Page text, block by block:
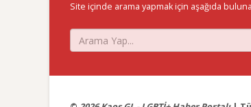
Site içinde arama yapmak için aşağıda